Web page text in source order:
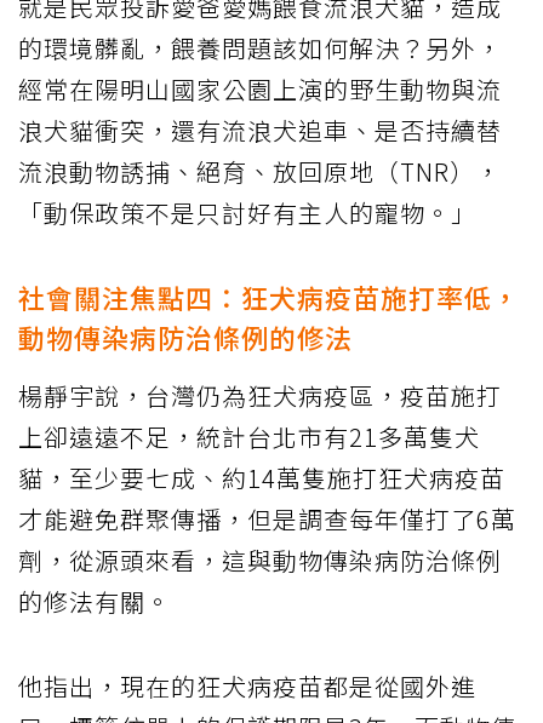
的環境髒亂，餵養問題該如何解決？另外，
經常在陽明山國家公園上演的野生動物與流
浪犬貓衝突，還有流浪犬追車、是否持續替
流浪動物誘捕、絕育、放回原地（TNR），
「動保政策不是只討好有主人的寵物。」
社會關注焦點四：狂犬病疫苗施打率低，
動物傳染病防治條例的修法
楊靜宇說，台灣仍為狂犬病疫區，疫苗施打
上卻遠遠不足，統計台北市有21多萬隻犬
貓，至少要七成、約14萬隻施打狂犬病疫苗
才能避免群聚傳播，但是調查每年僅打了6萬
劑，從源頭來看，這與動物傳染病防治條例
的修法有關。
他指出，現在的狂犬病疫苗都是從國外進